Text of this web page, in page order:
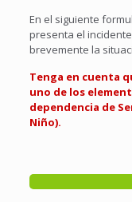
En el siguiente
presenta el
brevemente la
Tenga en cuenta
uno de los
dependencia de
Niño).